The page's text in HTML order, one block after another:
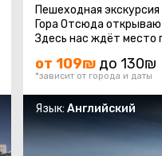
Пешеходная
Гора Отсюда
Здесь нас ждёт место
от 109₪ до 130₪
*зависит от города и даты
Язык:Английский